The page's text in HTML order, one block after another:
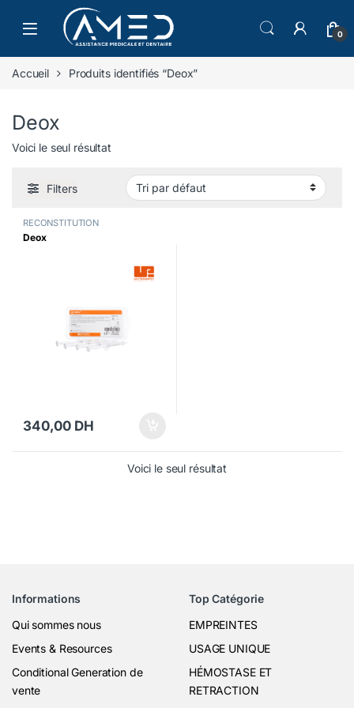
Skip to navigation
Skip to content
0
Accueil Produits identifiés “Deox”
Deox
Voici le seul résultat
Filters
RECONSTITUTION
Deox
340,00 DH
Voici le seul résultat
Informations
Qui sommes nous
Events & Resources
Conditional Generation de
vente
Top Catégorie
EMPREINTES
USAGE UNIQUE
HÉMOSTASE ET
RETRACTION